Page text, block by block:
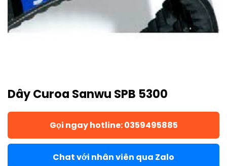
Dây Curoa Sanwu SPB 5300
Gọi ngay hotline: 0359495885
Chat với nhân viên qua Zalo